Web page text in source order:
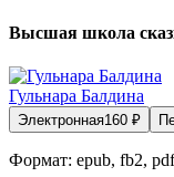
Высшая школа
Гульнара Балдина
Электронная160 ₽
Формат: epub, fb2,